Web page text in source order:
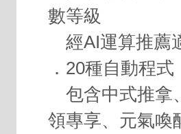
數等級
經AI運算推薦
．20種自動程式
包含中式推拿
領專享、元氣喚